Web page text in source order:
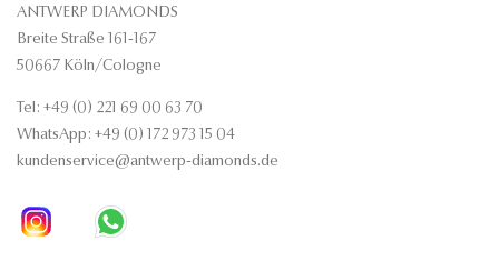
ANTWERP DIAMONDS
Breite Straße 161-167
50667 Köln/Cologne
Tel: +49 (0) 221 69 00 63 70
WhatsApp: +49 (0) 172 973 15 04
kundenservice@antwerp-diamonds.de